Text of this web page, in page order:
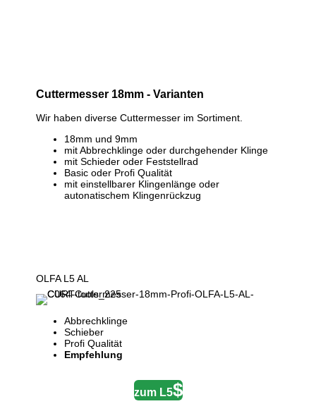
Cuttermesser 18mm -Varianten
Wir haben diverse Cuttermesser im Sortiment.
18mm und 9mm
mit Abbrechklinge oder durchgehender Klinge
mit Schieder oder Feststellrad
Basic oder Profi Qualität
mit einstellbarer Klingenlänge oder
autonatischem Klingenrückzug
OLFA L5 AL
Abbrechklinge
Schieber
Profi Qualität
Empfehlung
zum L5